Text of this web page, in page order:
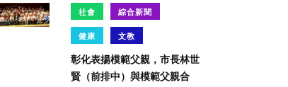
社會 綜合新聞
健康 文教
彰化表揚模範父親，市長林世
賢（前排中）與模範父親合